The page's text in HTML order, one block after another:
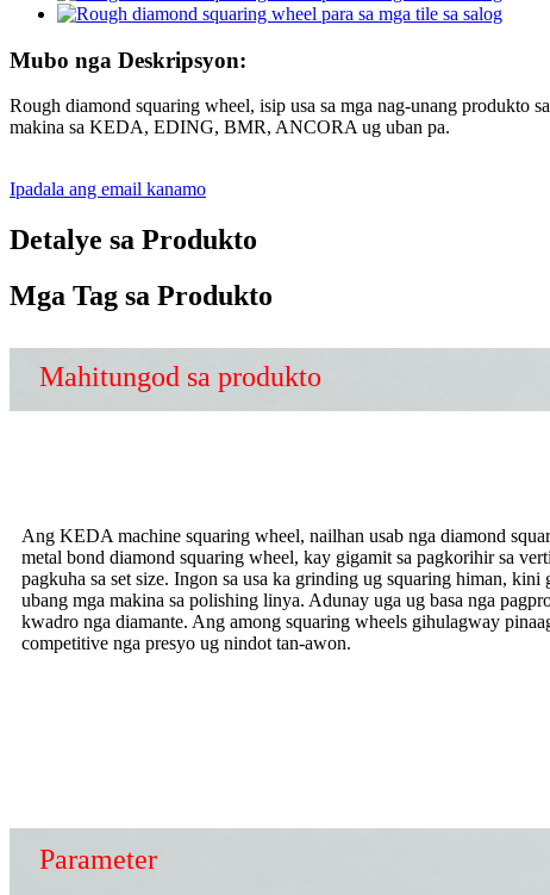
Mubo nga Deskripsyon:
Rough diamond squaring wheel, isip usa sa mga nag-unang produkto
makina sa KEDA, EDING, BMR, ANCORA ug uban pa.
Ipadala ang email kanamo
Detalye sa Produkto
Mga Tag sa Produkto
Mahitungod sa produkto
Ang KEDA machine squaring wheel, nailhan usab nga diamond
metal bond diamond squaring wheel, kay gigamit sa pagkorihir sa
pagkuha sa set size. Ingon sa usa ka grinding ug squaring himan, kini
ubang mga makina sa polishing linya. Adunay uga ug basa nga
kwadro nga diamante. Ang among squaring wheels gihulagway
competitive nga presyo ug nindot tan-awon.
Parameter